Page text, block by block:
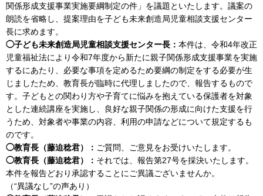
関係形成支援事業実施要綱制定の件」を議題といたします。議案の
朗読を省略し、提案理由を子ども未来創造局児童相談支援センター
長に求めます。
◯子ども未来創造局児童相談支援センター長： 本件は、令和4年改正
児童福祉法により令和7年度から新たに親子関係形成支援事業を実施
するにあたり、必要な事項を定めるため要綱の制定をする必要が生
じましたため、教育長が臨時に代理しましたので、報告するもので
す。子どもとの関わり方や子育てに悩みを抱えている保護者を対象
とした連続講座を実施し、良好な親子関係の形成に向けた支援を行
うため、対象者や事業の内容、利用の申請などについて規定するも
のです。
◯教育長（藤迫稔君）： ご質問、ご意見をお受けいたします。
◯教育長（藤迫稔君）： それでは、報告第27号を採決いたします。
本件を報告どおり承認することにご異議ございませんか。
（“異議なし”の声あり）